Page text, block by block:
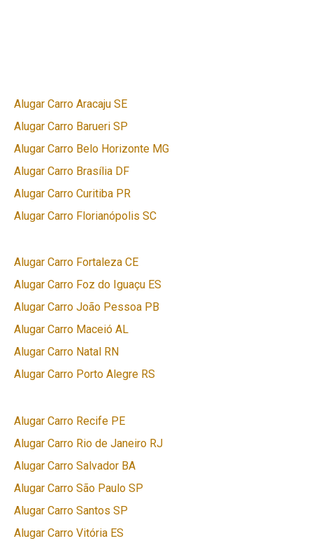
Alugar Carro Aracaju SE
Alugar Carro Barueri SP
Alugar Carro Belo Horizonte MG
Alugar Carro Brasília DF
Alugar Carro Curitiba PR
Alugar Carro Florianópolis SC
Alugar Carro Fortaleza CE
Alugar Carro Foz do Iguaçu ES
Alugar Carro João Pessoa PB
Alugar Carro Maceió AL
Alugar Carro Natal RN
Alugar Carro Porto Alegre RS
Alugar Carro Recife PE
Alugar Carro Rio de Janeiro RJ
Alugar Carro Salvador BA
Alugar Carro São Paulo SP
Alugar Carro Santos SP
Alugar Carro Vitória ES